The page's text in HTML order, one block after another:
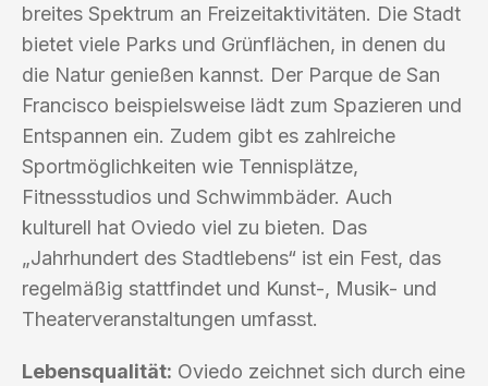
breites Spektrum an Freizeitaktivitäten. Die Stadt
bietet viele Parks und Grünflächen, in denen du
die Natur genießen kannst. Der Parque de San
Francisco beispielsweise lädt zum Spazieren und
Entspannen ein. Zudem gibt es zahlreiche
Sportmöglichkeiten wie Tennisplätze,
Fitnessstudios und Schwimmbäder. Auch
kulturell hat Oviedo viel zu bieten. Das
„Jahrhundert des Stadtlebens“ ist ein Fest, das
regelmäßig stattfindet und Kunst-, Musik- und
Theaterveranstaltungen umfasst.
Lebensqualität: Oviedo zeichnet sich durch eine